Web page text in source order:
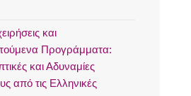
και
Προγράμματα:
και Αδυναμίες
από τις Ελληνικές